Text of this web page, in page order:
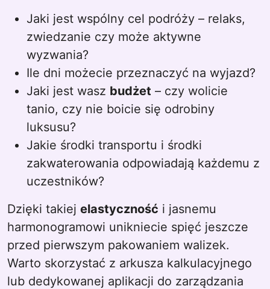
Jaki jest wspólny cel podróży – relaks,
zwiedzanie czy może aktywne
wyzwania?
Ile dni możecie przeznaczyć na wyjazd?
Jaki jest wasz budżet – czy wolicie
tanio, czy nie boicie się odrobiny
luksusu?
Jakie środki transportu i środki
zakwaterowania odpowiadają każdemu z
uczestników?
Dzięki takiej elastyczność i jasnemu
harmonogramowi unikniecie spięć jeszcze
przed pierwszym pakowaniem walizek.
Warto skorzystać z arkusza kalkulacyjnego
lub dedykowanej aplikacji do zarządzania